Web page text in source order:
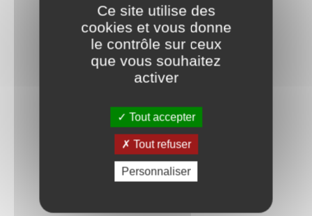
Ce site utilise des
cookies et vous donne
le contrôle sur ceux
que vous souhaitez
activer
Tout accepter
Tout refuser
Personnaliser